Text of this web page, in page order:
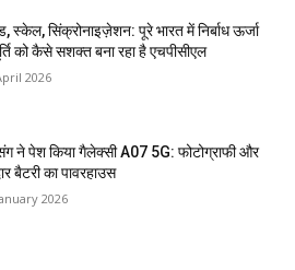
स्केल, सिंक्रोनाइज़ेशन: पूरे भारत में निर्बाध ऊर्जा
को कैसे सशक्त बना रहा है एचपीसीएल
2026
ने पेश किया गैलेक्सी A07 5G: फोटोग्राफी और
बैटरी का पावरहाउस
2026